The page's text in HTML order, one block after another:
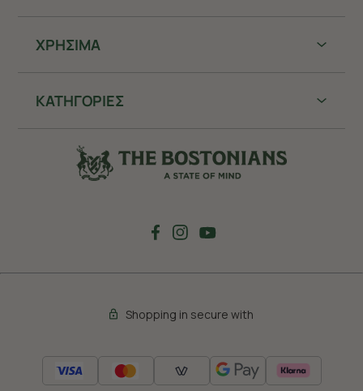
ΧΡHΣΙΜΑ
ΚΑΤΗΓΟΡΙΕΣ
Shopping in secure with